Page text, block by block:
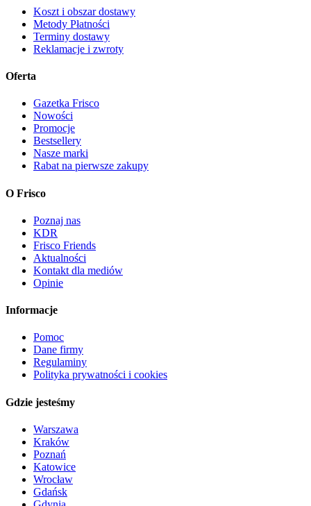
Koszt i obszar dostawy
Metody Płatności
Terminy dostawy
Reklamacje i zwroty
Oferta
Gazetka Frisco
Nowości
Promocje
Bestsellery
Nasze marki
Rabat na pierwsze zakupy
O Frisco
Poznaj nas
KDR
Frisco Friends
Aktualności
Kontakt dla mediów
Opinie
Informacje
Pomoc
Dane firmy
Regulaminy
Polityka prywatności i cookies
Gdzie jesteśmy
Warszawa
Kraków
Poznań
Katowice
Wrocław
Gdańsk